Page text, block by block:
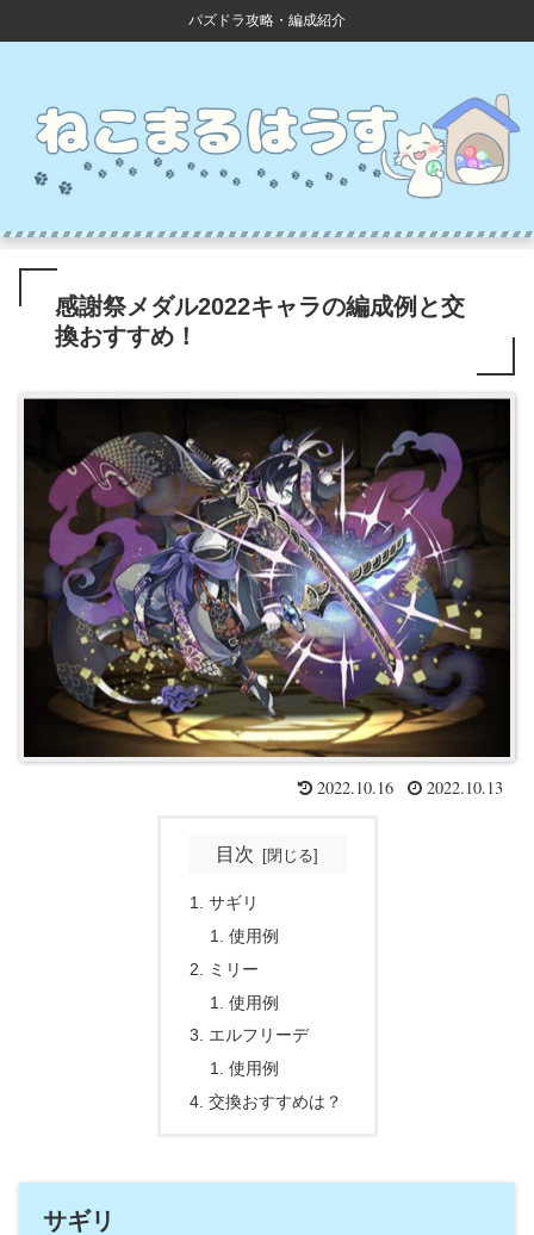
パズドラ攻略・編成紹介
感謝祭メダル2022キャラの編成例と交
換おすすめ！
2022.10.16 2022.10.13
目次
サギリ
使用例
ミリー
使用例
エルフリーデ
使用例
交換おすすめは？
サギリ